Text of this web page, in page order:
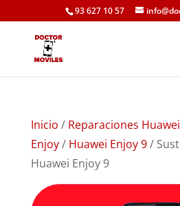
93 627 10 57
Inicio / Reparaciones Huawei
Enjoy/ Huawei Enjoy 9/
Huawei Enjoy 9